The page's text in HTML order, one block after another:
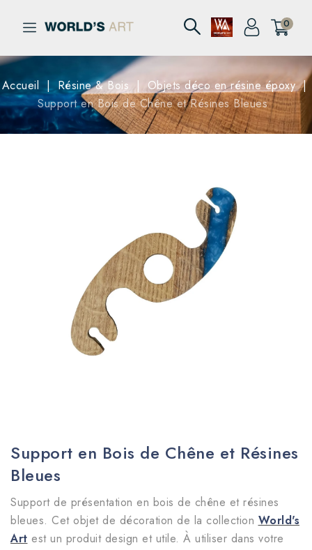
0
Accueil Résine & Bois
Objets déco en résine époxy
Support en Bois de Chêne et Résines Bleues
Support en Bois de Chêne et Résines
Bleues
Support de présentation en bois de chêne et résines
bleues. Cet objet de décoration de la collection World's
Art est un produit design et utile. À utiliser dans votre